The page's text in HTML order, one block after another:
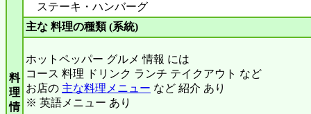
料
理
情
ステーキ・ハンバーグ
主な 料理の種類 (系統)
ホットペッパー グルメ 情報 には
コース 料理 ドリンク ランチ テイクアウト など
お店の 主な料理メニュー など 紹介 あり
※ 英語メニュー あり